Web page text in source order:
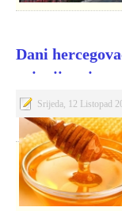
Dani
ocjenjivanje
Srijeda, 12 Listopad